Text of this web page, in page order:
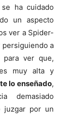
ha cuidado
un aspecto
ver a Spider-
persiguiendo a
para ver que,
muy alta y
lo enseñado,
demasiado
juzgar por un